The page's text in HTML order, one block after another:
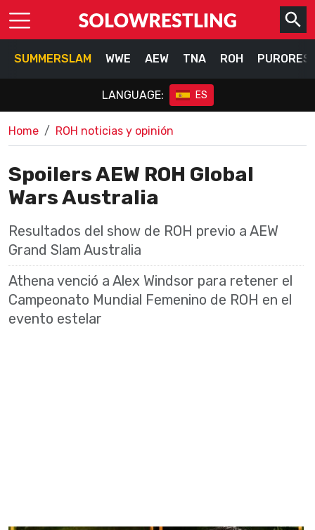
SUMMERSLAM WWE AEW TNA ROH
LANGUAGE: ES
Home ROH noticias y opinión
Spoilers AEW ROH Global
Wars Australia
Resultados del show de ROH previo a AEW
Grand Slam Australia
Athena venció a Alex Windsor para retener el
Campeonato Mundial Femenino de ROH en el
evento estelar